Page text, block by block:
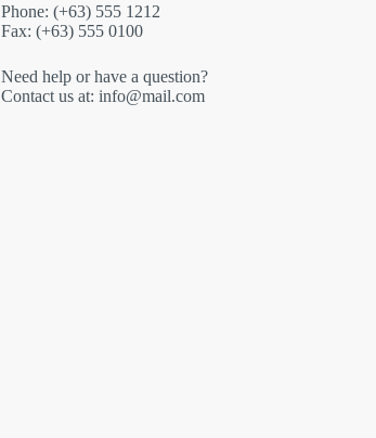
Phone: (+63) 555 1212
Fax: (+63) 555 0100
Need help or have a question?
Contact us at: info@mail.com